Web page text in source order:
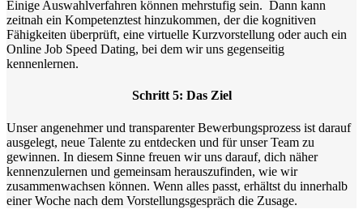
Einige Auswahlverfahren können mehrstufig sein. Dann kann
zeitnah ein Kompetenztest hinzukommen, der die kognitiven
Fähigkeiten überprüft, eine virtuelle Kurzvorstellung oder auch ein
Online Job Speed Dating, bei dem wir uns gegenseitig
kennenlernen.
Schritt 5: Das Ziel
Unser angenehmer und transparenter Bewerbungsprozess ist darauf
ausgelegt, neue Talente zu entdecken und für unser Team zu
gewinnen. In diesem Sinne freuen wir uns darauf, dich näher
kennenzulernen und gemeinsam herauszufinden, wie wir
zusammenwachsen können. Wenn alles passt, erhältst du innerhalb
einer Woche nach dem Vorstellungsgespräch die Zusage.